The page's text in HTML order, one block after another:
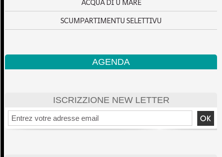
SCUMPARTIMENTU SELETTIVU
AGENDA
ISCRIZZIONE NEW LETTER